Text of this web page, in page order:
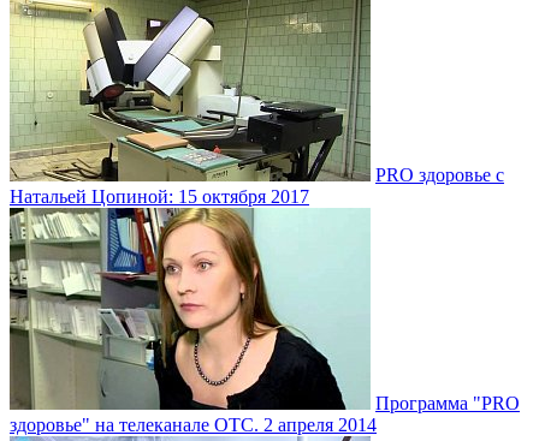
PRO здоровье с
Натальей Цопиной: 15 октября 2017
Программа "PRO
здоровье" на телеканале ОТС. 2 апреля 2014